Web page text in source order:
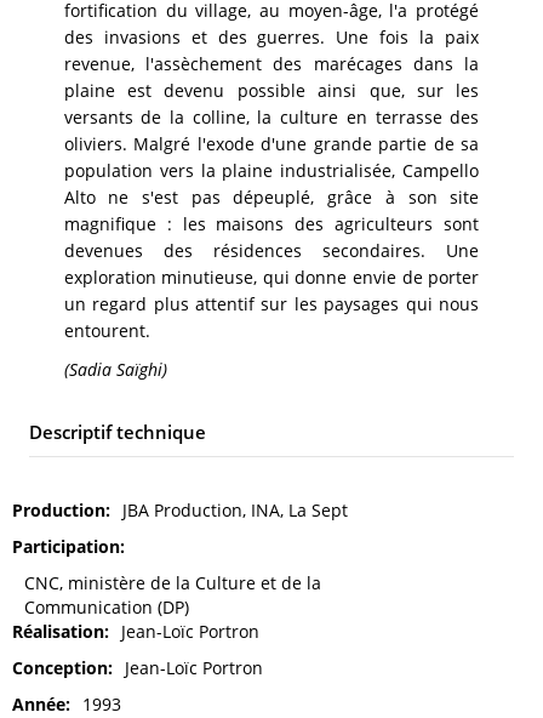
fortification du village, au moyen-âge, l'a protégé
des invasions et des guerres. Une fois la paix
revenue, l'assèchement des marécages dans la
plaine est devenu possible ainsi que, sur les
versants de la colline, la culture en terrasse des
oliviers. Malgré l'exode d'une grande partie de sa
population vers la plaine industrialisée, Campello
Alto ne s'est pas dépeuplé, grâce à son site
magnifique : les maisons des agriculteurs sont
devenues des résidences secondaires. Une
exploration minutieuse, qui donne envie de porter
un regard plus attentif sur les paysages qui nous
entourent.
(Sadia Saïghi)
Descriptif technique
Production
JBA Production, INA, La Sept
Participation
CNC, ministère de la Culture et de la
Communication (DP)
Réalisation
Jean-Loïc Portron
Conception
Jean-Loïc Portron
Année
1993